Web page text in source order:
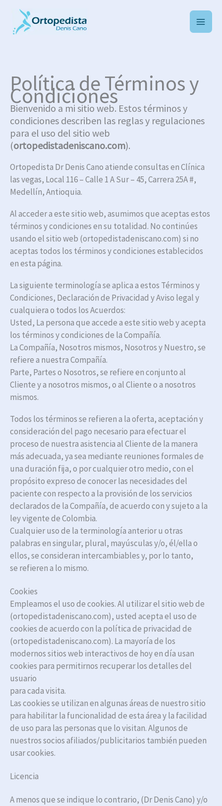
contenido
Política de Términos y
Condiciones
Bienvenido a mi sitio web. Estos términos y
condiciones describen las reglas y regulaciones
para el uso del sitio web
(ortopedistadeniscano.com).
Ortopedista Dr Denis Cano atiende consultas en Clínica
las vegas, Local 116 – Calle 1 A Sur – 45, Carrera 25A #,
Medellín, Antioquia.
Al acceder a este sitio web, asumimos que aceptas estos
términos y condiciones en su totalidad. No continúes
usando el sitio web (ortopedistadeniscano.com) si no
aceptas todos los términos y condiciones establecidos
en esta página.
La siguiente terminología se aplica a estos Términos y
Condiciones, Declaración de Privacidad y Aviso legal y
cualquiera o todos los Acuerdos:
Usted, La persona que accede a este sitio web y acepta
los términos y condiciones de la Compañía.
La Compañía, Nosotros mismos, Nosotros y Nuestro, se
refiere a nuestra Compañía.
Parte, Partes o Nosotros, se refiere en conjunto al
Cliente y a nosotros mismos, o al Cliente o a nosotros
mismos.
Todos los términos se refieren a la oferta, aceptación y
consideración del pago necesario para efectuar el
proceso de nuestra asistencia al Cliente de la manera
más adecuada, ya sea mediante reuniones formales de
una duración fija, o por cualquier otro medio, con el
propósito expreso de conocer las necesidades del
paciente con respecto a la provisión de los servicios
declarados de la Compañía, de acuerdo con y sujeto a la
ley vigente de Colombia.
Cualquier uso de la terminología anterior u otras
palabras en singular, plural, mayúsculas y/o, él/ella o
ellos, se consideran intercambiables y, por lo tanto,
se refieren a lo mismo.
Cookies
Empleamos el uso de cookies. Al utilizar el sitio web de
(ortopedistadeniscano.com), usted acepta el uso de
cookies de acuerdo con la política de privacidad de
(ortopedistadeniscano.com). La mayoría de los
modernos sitios web interactivos de hoy en día usan
cookies para permitirnos recuperar los detalles del
usuario
para cada visita.
Las cookies se utilizan en algunas áreas de nuestro sitio
para habilitar la funcionalidad de esta área y la facilidad
de uso para las personas que lo visitan. Algunos de
nuestros socios afiliados/publicitarios también pueden
usar cookies.
Licencia
A menos que se indique lo contrario, (Dr Denis Cano) y/o